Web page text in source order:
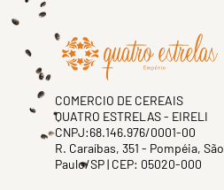
COMERCIO DE CEREAIS
QUATRO ESTRELAS - EIRELI
CNPJ:68.146.976/0001-00
R. Caraíbas, 351 - Pompéia, São
Paulo/SP | CEP: 05020-000